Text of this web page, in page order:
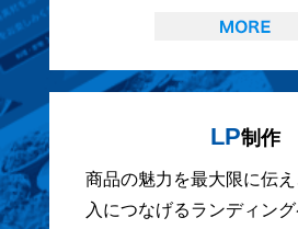
LP制作
商品の魅力を最大限に伝
入につなげるランディン